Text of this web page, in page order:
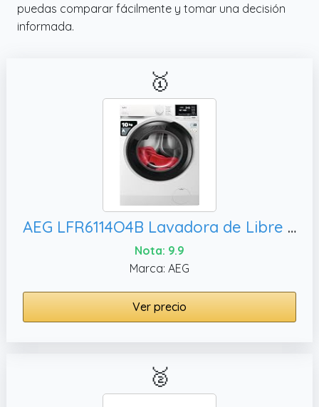
puedas comparar fácilmente y tomar una decisión
informada.
🥇
AEG LFR6114O4B Lavadora de Libre Instalación, Clase A
Nota: 9.9
Marca: AEG
Ver precio
🥈